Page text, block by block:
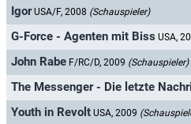
Igor USA/F, 2008 (Schauspieler)
G-Force - Agenten mit Biss USA,
John Rabe F/RC/D, 2009 (Schauspieler)
The Messenger - Die letzte
Youth in Revolt USA, 2009